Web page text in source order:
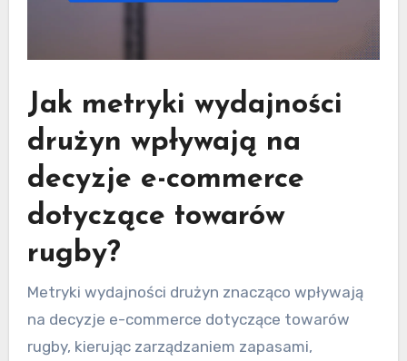
Jak metryki wydajności
drużyn wpływają na
decyzje e-commerce
dotyczące towarów
rugby?
Metryki wydajności drużyn znacząco wpływają
na decyzje e-commerce dotyczące towarów
rugby, kierując zarządzaniem zapasami,